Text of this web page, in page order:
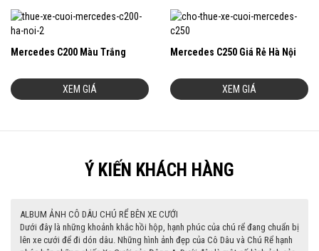
Mercedes C200 Màu Trắng
XEM GIÁ
Mercedes C250 Giá Rẻ Hà Nội
XEM GIÁ
Ý KIẾN KHÁCH HÀNG
ALBUM ẢNH CÔ DÂU CHÚ RỂ BÊN XE CƯỚI
Dưới đây là những khoảnh khắc hồi hộp, hạnh phúc của chú rể đang chuẩn bị
lên xe cưới để đi dón dâu. Những hình ảnh đẹp của Cô Dâu và Chú Rể hạnh
HƠN 89.000 KHÁCH HÀNG ĐÃ HÀI LÒNG VỀ XE CƯỚI ĐÔNG A
Số Lượng Khách Hàng và Sự hài Lòng của khách hàng chính là đánh giá
chính xác nhất về một thương hiệu. XE CƯỚI ĐÔNG A tự hào là thương hiệu